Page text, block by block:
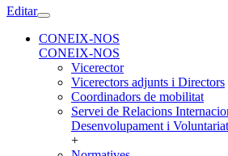
Editar
CONEIX-NOS
CONEIX-NOS
Vicerector
Vicerectors adjunts i Directors
Coordinadors de mobilitat
Servei de Relacions
Desenvolupament i Voluntariat
+